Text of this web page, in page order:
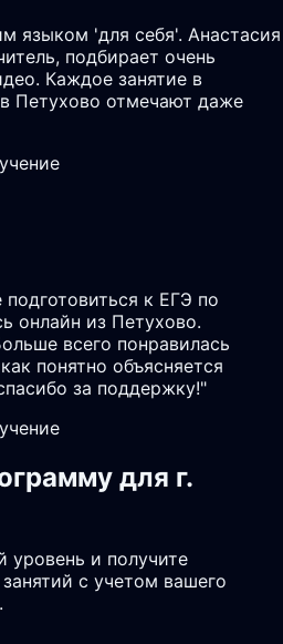
языком 'для себя'. Анастасия
подбирает очень
Каждое занятие в
Петухово отмечают даже
к ЕГЭ по
онлайн из Петухово.
всего понравилась
понятно объясняется
за поддержку!"
для г.
уровень и получите
с учетом вашего